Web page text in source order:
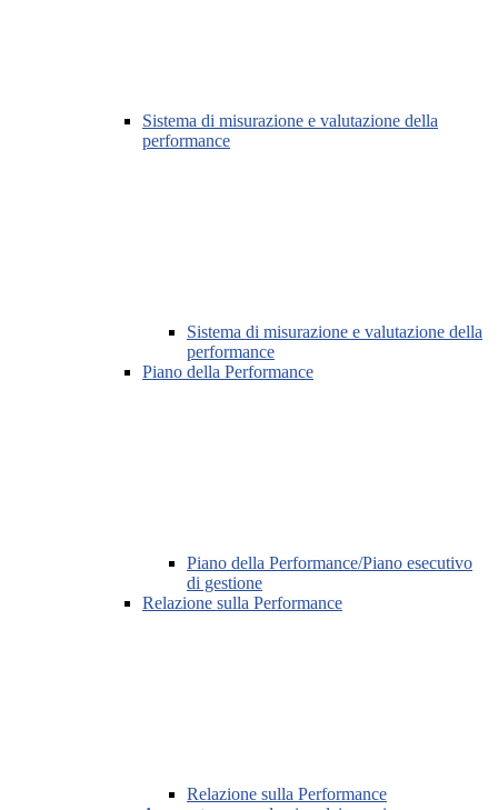
Sistema di misurazione e valutazione della
performance
Sistema di misurazione e valutazione della
performance
Piano della Performance
Piano della Performance/Piano esecutivo
di gestione
Relazione sulla Performance
Relazione sulla Performance